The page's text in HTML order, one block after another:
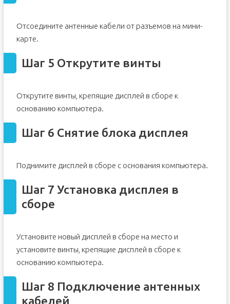
Отсоедините антенные кабели от разъемов на мини-
карте.
Шаг 5 Открутите винты
Открутите винты, крепящие дисплей в сборе к
основанию компьютера.
Шаг 6 Снятие блока дисплея
Поднимите дисплей в сборе с основания компьютера.
Шаг 7 Установка дисплея в
сборе
Установите новый дисплей в сборе на место и
установите винты, крепящие дисплей в сборе к
основанию компьютера.
Шаг 8 Подключение антенных
кабелей